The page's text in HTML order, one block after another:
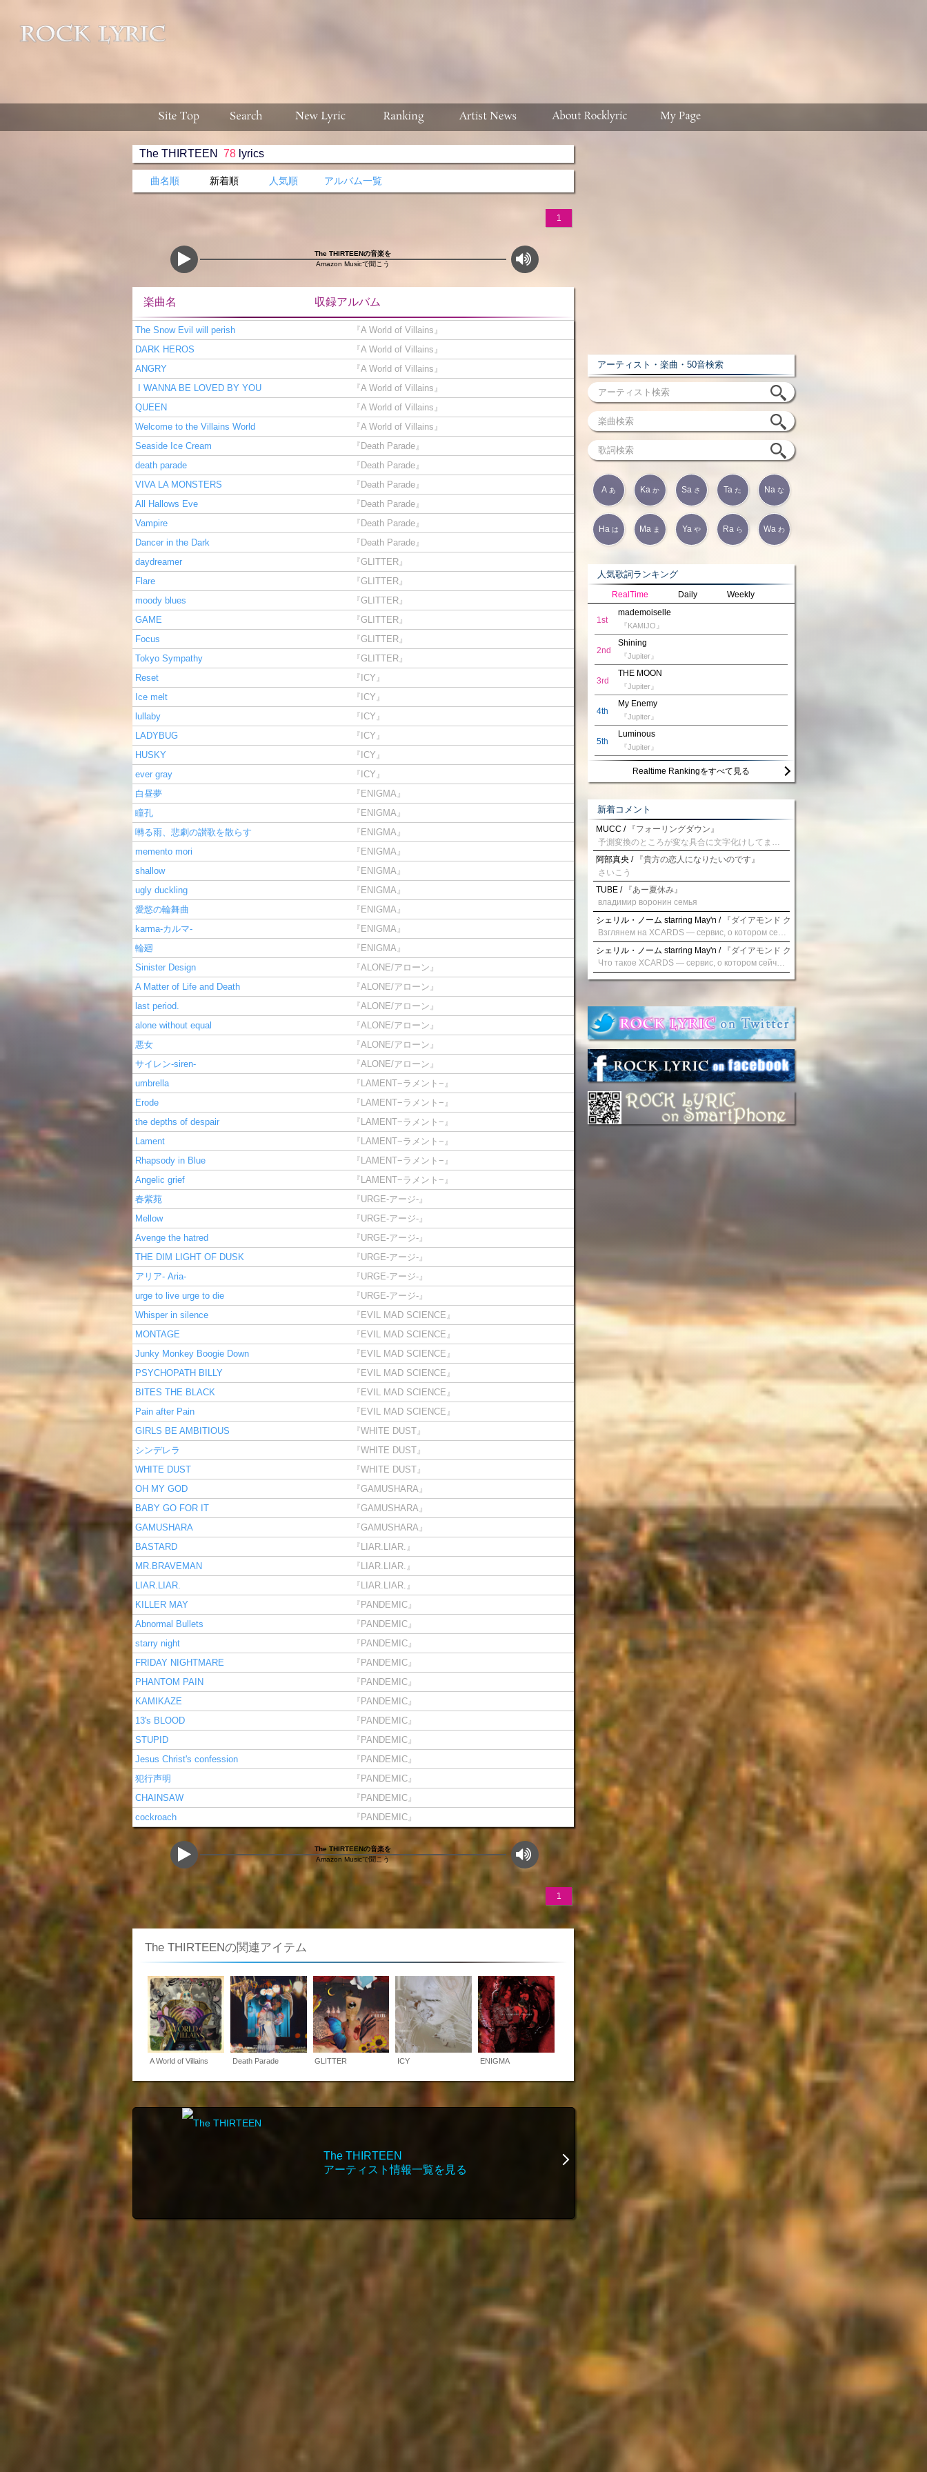
The THIRTEEN 78 lyrics
曲名順 新着順 人気順 アルバム一覧
1
The THIRTEENの音楽を
Amazon Musicで聞こう
楽曲名 収録アルバム
The Snow Evil will perish
『A World of Villains』
DARK HEROS
『A World of Villains』
ANGRY
『A World of Villains』
I WANNA BE LOVED BY YOU
『A World of Villains』
QUEEN
『A World of Villains』
Welcome to the Villains World
『A World of Villains』
Seaside Ice Cream
『Death Parade』
death parade
『Death Parade』
VIVA LA MONSTERS
『Death Parade』
All Hallows Eve
『Death Parade』
Vampire
『Death Parade』
Dancer in the Dark
『Death Parade』
daydreamer
『GLITTER』
Flare
『GLITTER』
moody blues
『GLITTER』
GAME
『GLITTER』
Focus
『GLITTER』
Tokyo Sympathy
『GLITTER』
Reset
『ICY』
Ice melt
『ICY』
lullaby
『ICY』
LADYBUG
『ICY』
HUSKY
『ICY』
ever gray
『ICY』
白昼夢
『ENIGMA』
瞳孔
『ENIGMA』
囀る雨、悲劇の讃歌を散らす
『ENIGMA』
memento mori
『ENIGMA』
shallow
『ENIGMA』
ugly duckling
『ENIGMA』
愛慾の輪舞曲
『ENIGMA』
karma-カルマ-
『ENIGMA』
輪廻
『ENIGMA』
Sinister Design
『ALONE/アローン』
A Matter of Life and Death
『ALONE/アローン』
last period.
『ALONE/アローン』
alone without equal
『ALONE/アローン』
悪女
『ALONE/アローン』
サイレン-siren-
『ALONE/アローン』
umbrella
『LAMENT−ラメント−』
Erode
『LAMENT−ラメント−』
the depths of despair
『LAMENT−ラメント−』
Lament
『LAMENT−ラメント−』
Rhapsody in Blue
『LAMENT−ラメント−』
Angelic grief
『LAMENT−ラメント−』
春紫苑
『URGE-アージ-』
Mellow
『URGE-アージ-』
Avenge the hatred
『URGE-アージ-』
THE DIM LIGHT OF DUSK
『URGE-アージ-』
アリア- Aria-
『URGE-アージ-』
urge to live urge to die
『URGE-アージ-』
Whisper in silence
『EVIL MAD SCIENCE』
MONTAGE
『EVIL MAD SCIENCE』
Junky Monkey Boogie Down
『EVIL MAD SCIENCE』
PSYCHOPATH BILLY
『EVIL MAD SCIENCE』
BITES THE BLACK
『EVIL MAD SCIENCE』
Pain after Pain
『EVIL MAD SCIENCE』
GIRLS BE AMBITIOUS
『WHITE DUST』
シンデレラ
『WHITE DUST』
WHITE DUST
『WHITE DUST』
OH MY GOD
『GAMUSHARA』
BABY GO FOR IT
『GAMUSHARA』
GAMUSHARA
『GAMUSHARA』
BASTARD
『LIAR.LIAR.』
MR.BRAVEMAN
『LIAR.LIAR.』
LIAR.LIAR.
『LIAR.LIAR.』
KILLER MAY
『PANDEMIC』
Abnormal Bullets
『PANDEMIC』
starry night
『PANDEMIC』
FRIDAY NIGHTMARE
『PANDEMIC』
PHANTOM PAIN
『PANDEMIC』
KAMIKAZE
『PANDEMIC』
13's BLOOD
『PANDEMIC』
STUPID
『PANDEMIC』
Jesus Christ's confession
『PANDEMIC』
犯行声明
『PANDEMIC』
CHAINSAW
『PANDEMIC』
cockroach
『PANDEMIC』
The THIRTEENの音楽を
Amazon Musicで聞こう
1
The THIRTEENの関連アイテム
A World of Villains Death Parade GLITTER ICY ENIGMA
The THIRTEEN
アーティスト情報一覧を見る
アーティスト・楽曲・50音検索
A あ Ka か Sa さ Ta た Na な
Ha は Ma ま Ya や Ra ら Wa わ
人気歌詞ランキング
RealTime Daily Weekly
1st
mademoiselle
『KAMIJO』
2nd
Shining
『Jupiter』
3rd
THE MOON
『Jupiter』
4th
My Enemy
『Jupiter』
5th
Luminous
『Jupiter』
Realtime Rankingをすべて見る
新着コメント
MUCC / 『フォーリングダウン』
阿部真央 / 『貴方の恋人になりたいのです』
さいこう
TUBE / 『あー夏休み』
владимир воронин семья
シェリル・ノーム starring May'n / 『ダイアモンド クレバス/射手座☆午後九時 Don't be
シェリル・ノーム starring May'n / 『ダイアモンド クレバス/射手座☆午後九時 Don't be
Что такое XCARDS — сервис, о котором сейчас говорят. Буквально на днях заметил о интересный бренд XCARDS, он помогает создавать онлайн карты чтобы управлять бюджетами. Ключевые преимущества: Выпуск занимает всего считанные минуты. Платформа даёт возможность оформить множество карт для разных целей. Есть поддержка в любое время суток включая персонального менеджера. Есть контроль без задержек — транзакции, уведомления, аналитика — всё под рукой. Возможные нюансы: Регистрация: европейская юрисдикция — желательно убедиться, что сервис можно использовать без нарушений. Финансовые условия: возможно, есть скрытые комиссии, поэтому лучше внимательно прочитать договор. Отзывы пользователей: по отзывам поддержка работает быстро. Надёжность системы: внедрены базовые меры безопасности, но всё равно советую не хранить большие суммы на карте. Вывод: В целом платформа кажется отличным помощником для маркетологов. Платформа сочетает скорость, удобство и гибкость. Как вы думаете? Пользовались ли вы XCARDS? Поделитесь опытом — будет интересно сравнить. Виртуальные карты для бизнеса